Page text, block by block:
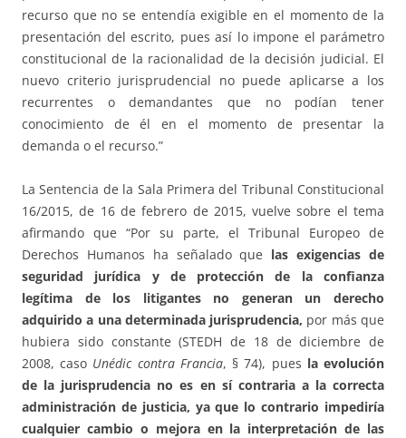
recurso que no se entendía exigible en el momento de la
presentación del escrito, pues así lo impone el parámetro
constitucional de la racionalidad de la decisión judicial. El
nuevo criterio jurisprudencial no puede aplicarse a los
recurrentes o demandantes que no podían tener
conocimiento de él en el momento de presentar la
demanda o el recurso.”
La Sentencia de la Sala Primera del Tribunal Constitucional
16/2015, de 16 de febrero de 2015, vuelve sobre el tema
afirmando que “Por su parte, el Tribunal Europeo de
Derechos Humanos ha señalado que las exigencias de
seguridad jurídica y de protección de la confianza
legítima de los litigantes no generan un derecho
adquirido a una determinada jurisprudencia, por más que
hubiera sido constante (STEDH de 18 de diciembre de
2008, caso Unédic contra Francia, § 74), pues la evolución
de la jurisprudencia no es en sí contraria a la correcta
administración de justicia, ya que lo contrario impediría
cualquier cambio o mejora en la interpretación de las